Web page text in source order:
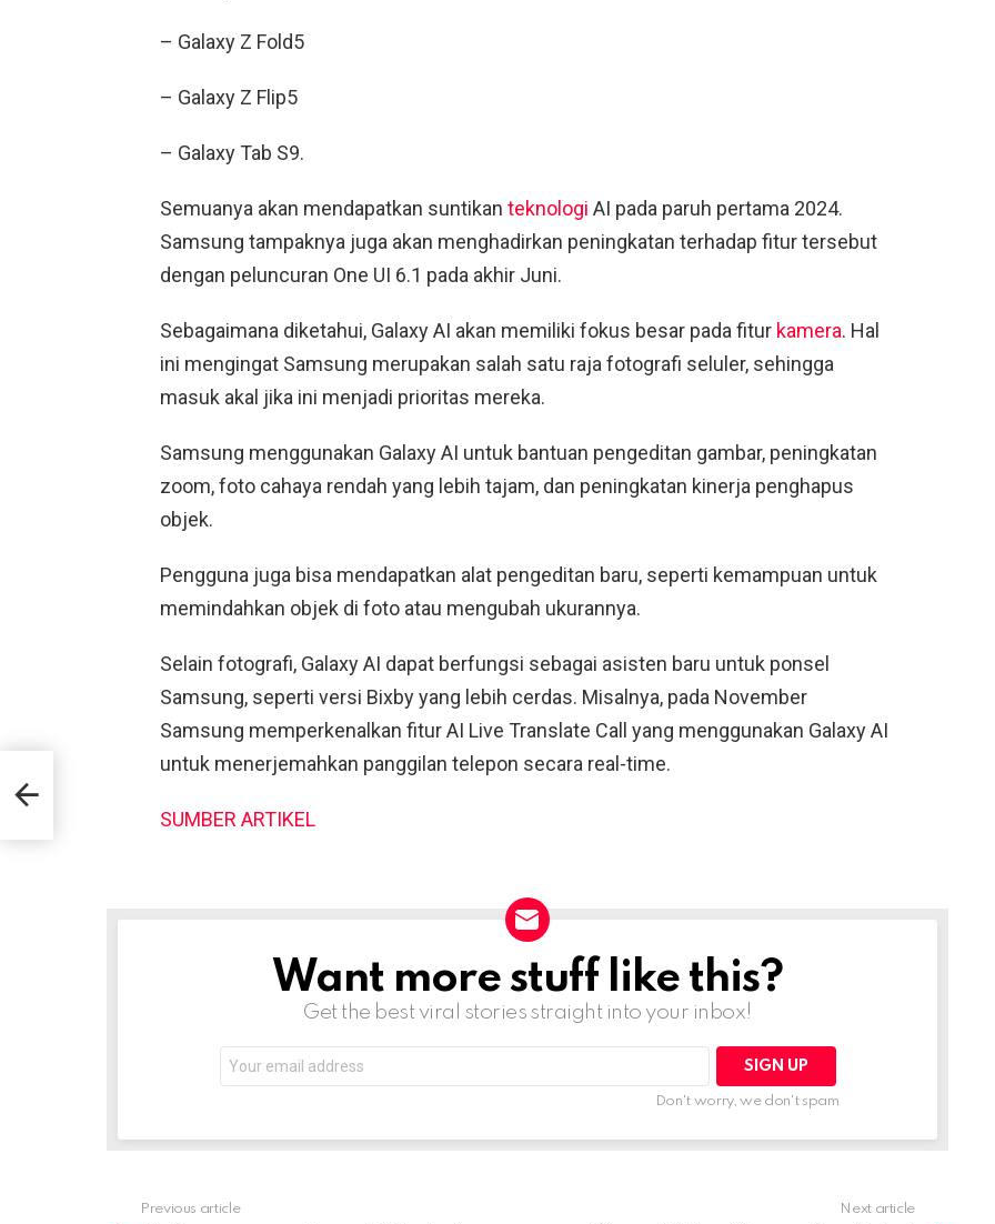
– Galaxy Z Fold5
– Galaxy Z Flip5
– Galaxy Tab S9.
Semuanya akan mendapatkan suntikan teknologi AI pada paruh pertama 2024.
Samsung tampaknya juga akan menghadirkan peningkatan terhadap fitur tersebut
dengan peluncuran One UI 6.1 pada akhir Juni.
Sebagaimana diketahui, Galaxy AI akan memiliki fokus besar pada fitur kamera. Hal
ini mengingat Samsung merupakan salah satu raja fotografi seluler, sehingga
masuk akal jika ini menjadi prioritas mereka.
Samsung menggunakan Galaxy AI untuk bantuan pengeditan gambar, peningkatan
zoom, foto cahaya rendah yang lebih tajam, dan peningkatan kinerja penghapus
objek.
Pengguna juga bisa mendapatkan alat pengeditan baru, seperti kemampuan untuk
memindahkan objek di foto atau mengubah ukurannya.
Selain fotografi, Galaxy AI dapat berfungsi sebagai asisten baru untuk ponsel
Samsung, seperti versi Bixby yang lebih cerdas. Misalnya, pada November
Samsung memperkenalkan fitur AI Live Translate Call yang menggunakan Galaxy AI
untuk menerjemahkan panggilan telepon secara real-time.
SUMBER ARTIKEL
NEWSLETTERWant more stuff like this?
Get the best viral stories straight into your inbox!
address:
Don't worry, we don't spam
Previous article Next article